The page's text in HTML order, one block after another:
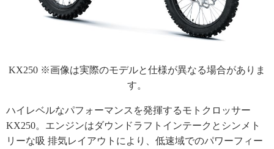
KX250 ※画像は実際のモデルと仕様が異なる場合がありま
す。
ハイレベルなパフォーマンスを発揮するモトクロッサー
KX250。エンジンはダウンドラフトインテークとシンメト
リーな吸 排気レイアウトにより、低速域でのパワーフィー